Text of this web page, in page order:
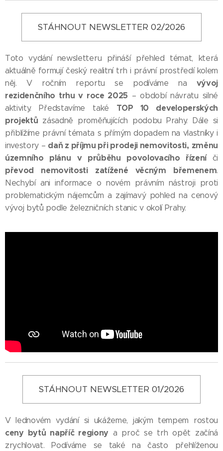
STÁHNOUT NEWSLETTER 02/2026
Toto vydání newsletteru přináší přehled témat, která
aktuálně formují český realitní trh i právní prostředí kolem
něj. V ročním reportu se podíváme na vývoj
rezidenčního trhu v roce 2025 – období návratu silné
aktivity. Představíme také TOP 10 developerských
projektů zásadně proměňujících podobu Prahy. Dále si
přiblížíme právní témata s přímým dopadem na vlastníky i
investory – daň z příjmu při prodeji nemovitosti, změnu
územního plánu
v průběhu povolovacího řízení či
převod nemovitosti zatížené věcným břemenem.
Nechybí ani informace o novém právním nástroji proti
problematickým nájemcům a zajímavý pohled na cenový
vývoj bytů podle železničních stanic v okolí Prahy.
STÁHNOUT NEWSLETTER 01/2026
V lednovém vydání si ukážeme, jakým tempem rostou
ceny bytů napříč regiony a proč se trh opět začíná
zrychlovat. Podíváme se také na často přehlíženou